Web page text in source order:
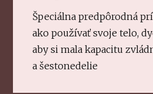
Špeciálna predpôrodná
ako používať svoje telo,
aby si mala kapacitu
a šestonedelie